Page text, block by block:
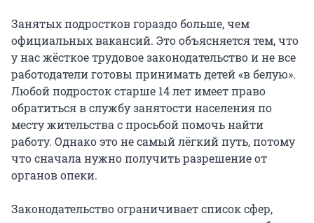
Занятых подростков гораздо больше, чем
официальных вакансий. Это объясняется тем, что
у нас жёсткое трудовое законодательство и не все
работодатели готовы принимать детей «в белую».
Любой подросток старше 14 лет имеет право
обратиться в службу занятости населения по
месту жительства с просьбой помочь найти
работу. Однако это не самый лёгкий путь, потому
что сначала нужно получить разрешение от
органов опеки.
Законодательство ограничивает список сфер,